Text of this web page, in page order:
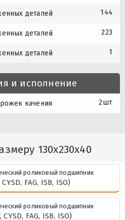
деталей 144
деталей 223
деталей 1
и исполнение
качения 2шт
130x230x40
роликовый подшипник
CYSD, FAG, ISB, ISO)
роликовый подшипник
CYSD, FAG, ISB, ISO)